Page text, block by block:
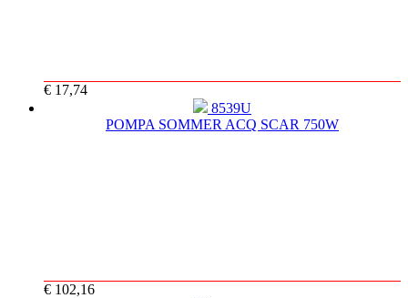
€ 17,74
8539U
POMPA SOMMER ACQ SCAR 750W
€ 102,16